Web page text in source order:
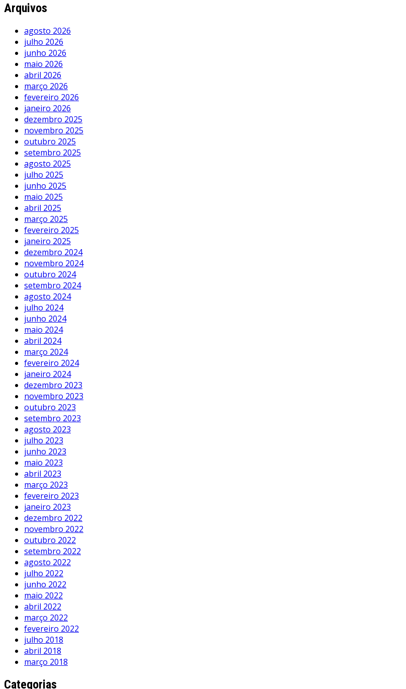
Arquivos
agosto 2026
julho 2026
junho 2026
maio 2026
abril 2026
março 2026
fevereiro 2026
janeiro 2026
dezembro 2025
novembro 2025
outubro 2025
setembro 2025
agosto 2025
julho 2025
junho 2025
maio 2025
abril 2025
março 2025
fevereiro 2025
janeiro 2025
dezembro 2024
novembro 2024
outubro 2024
setembro 2024
agosto 2024
julho 2024
junho 2024
maio 2024
abril 2024
março 2024
fevereiro 2024
janeiro 2024
dezembro 2023
novembro 2023
outubro 2023
setembro 2023
agosto 2023
julho 2023
junho 2023
maio 2023
abril 2023
março 2023
fevereiro 2023
janeiro 2023
dezembro 2022
novembro 2022
outubro 2022
setembro 2022
agosto 2022
julho 2022
junho 2022
maio 2022
abril 2022
março 2022
fevereiro 2022
julho 2018
abril 2018
março 2018
Categorias